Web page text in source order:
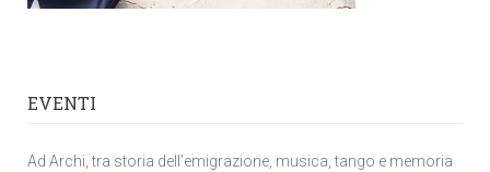
EVENTI
Ad Archi, tra storia dell’emigrazione, musica, tango e memoria